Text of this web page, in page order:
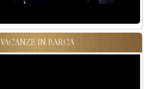
VACANZE IN BARCA